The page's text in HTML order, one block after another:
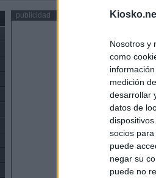
Nosotros y
como
medición
desarrollar
datos de
socios
puede
negar su
puede no
publicidad